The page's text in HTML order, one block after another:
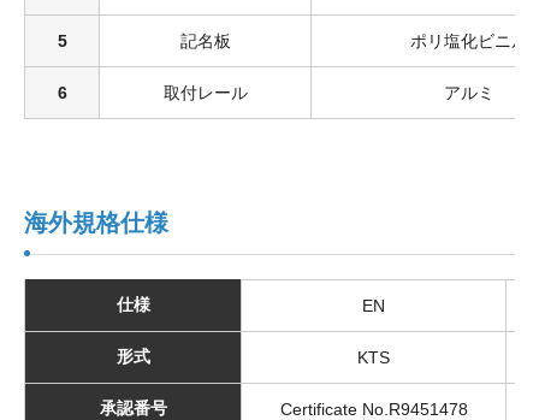
5 記名板 ポリ塩化ビニル
6 取付レール アルミ
海外規格仕様
仕様 EN
形式 KTS
承認番号 Certificate No.R9451478